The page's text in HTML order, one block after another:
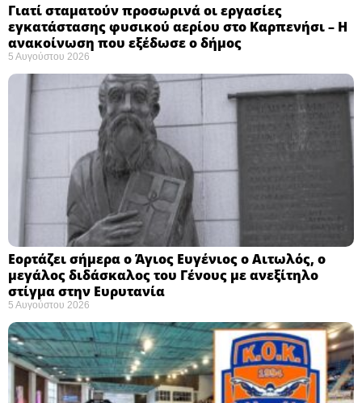
Γιατί σταματούν προσωρινά οι εργασίες
εγκατάστασης φυσικού αερίου στο Καρπενήσι – Η
ανακοίνωση που εξέδωσε ο δήμος
5 Αυγούστου 2026
Εορτάζει σήμερα ο Άγιος Ευγένιος ο Αιτωλός, ο
μεγάλος διδάσκαλος του Γένους με ανεξίτηλο
στίγμα στην Ευρυτανία
5 Αυγούστου 2026